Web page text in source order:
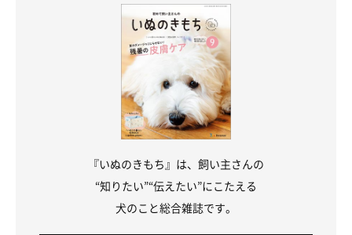
『いぬのきもち』は、飼い主さんの
“知りたい”“伝えたい”にこたえる
犬のこと総合雑誌です。